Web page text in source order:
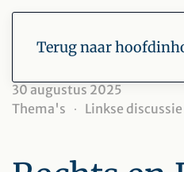
Terug naar
30 augustus 2025
Thema's
Linkse discussie